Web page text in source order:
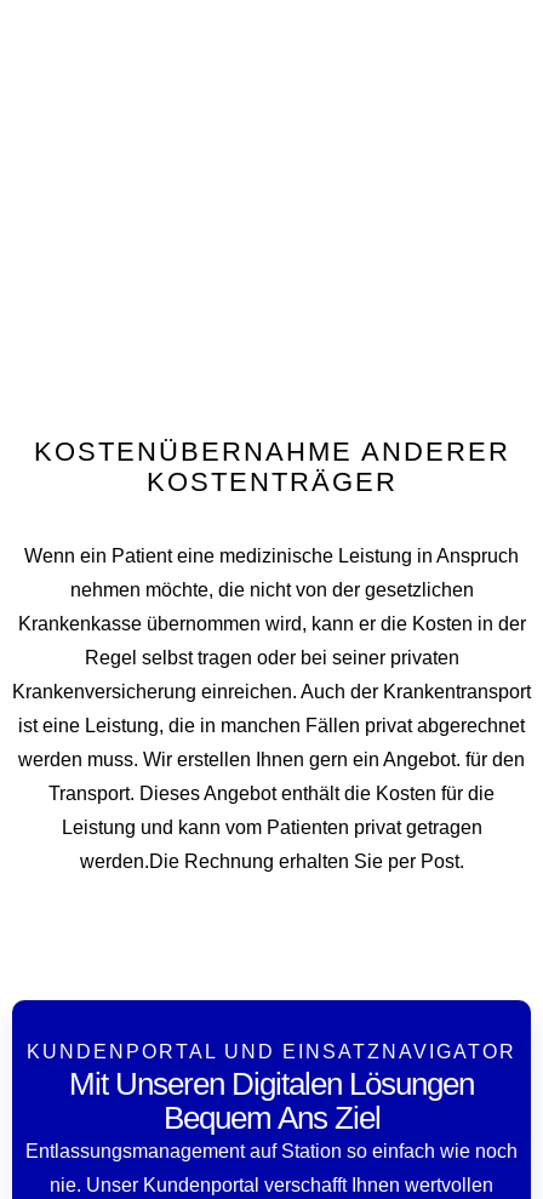
KOSTENÜBERNAHME ANDERER
KOSTENTRÄGER
Wenn ein Patient eine medizinische Leistung in Anspruch
nehmen möchte, die nicht von der gesetzlichen
Krankenkasse übernommen wird, kann er die Kosten in der
Regel selbst tragen oder bei seiner privaten
Krankenversicherung einreichen. Auch der Krankentransport
ist eine Leistung, die in manchen Fällen privat abgerechnet
werden muss. Wir erstellen Ihnen gern ein Angebot. für den
Transport. Dieses Angebot enthält die Kosten für die
Leistung und kann vom Patienten privat getragen
werden.Die Rechnung erhalten Sie per Post.
KUNDENPORTAL UND EINSATZNAVIGATOR
Mit Unseren Digitalen Lösungen
Bequem Ans Ziel
Entlassungsmanagement auf Station so einfach wie noch
nie. Unser Kundenportal verschafft Ihnen wertvollen